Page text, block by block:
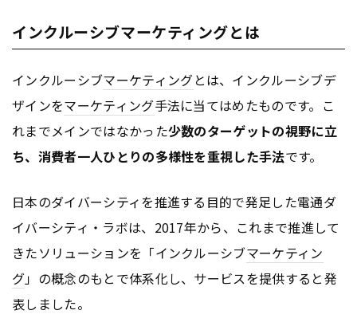
インクルーシブマーケティングとは
インクルーシブマーケティングとは、インクルーシブデ
ザインをマーケティング手法に当てはめたものです。こ
れまでメインではなかった少数のターゲットの視野に立
ち、消費者一人ひとりの多様性を重視した手法です。
日本のダイバーシティを推進する目的で発足した電通ダ
イバーシティ・ラボは、2017年から、これまで推進して
きたソリューションを「インクルーシブマーケティン
グ」の概念のもとで体系化し、サービスを提供すると発
表しました。